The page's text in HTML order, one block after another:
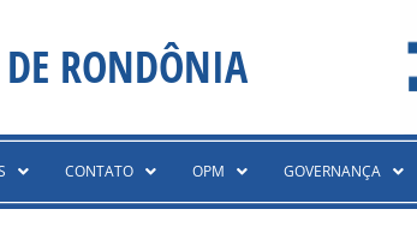
RONDÔNIA
CONTATO OPM GOVERNANÇA